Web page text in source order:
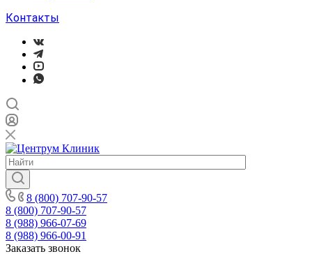
Контакты
8 (800) 707-90-57
8 (800) 707-90-57
8 (988) 966-07-69
8 (988) 966-00-91
Заказать звонок